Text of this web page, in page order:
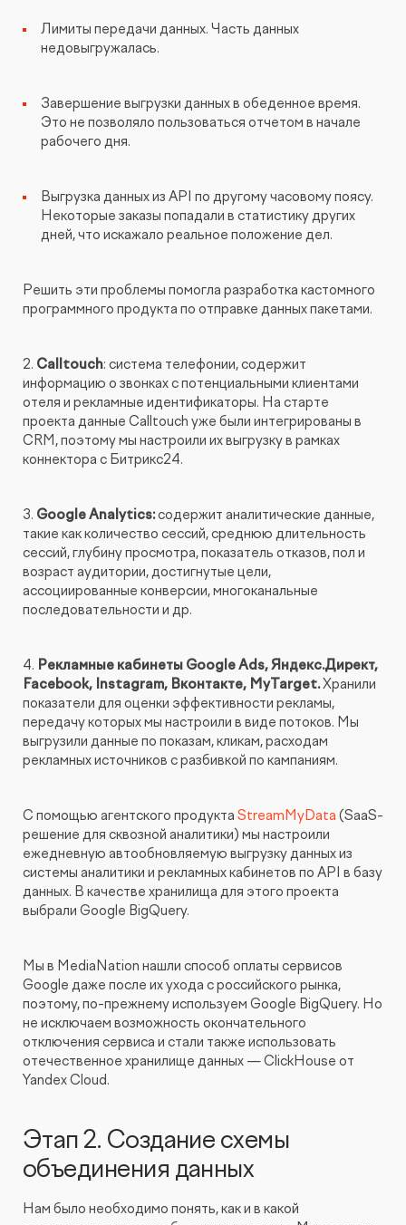
Лимиты передачи данных. Часть данных
недовыгружалась.
Завершение выгрузки данных в обеденное время.
Это не позволяло пользоваться отчетом в начале
рабочего дня.
Выгрузка данных из API по другому часовому поясу.
Некоторые заказы попадали в статистику других
дней, что искажало реальное положение дел.
Решить эти проблемы помогла разработка кастомного
программного продукта по отправке данных пакетами.
2. Calltouch: система телефонии, содержит
информацию о звонках с потенциальными клиентами
отеля и рекламные идентификаторы. На старте
проекта данные Calltouch уже были интегрированы в
CRM, поэтому мы настроили их выгрузку в рамках
коннектора с Битрикс24.
3. Google Analytics:содержит аналитические данные,
такие как количество сессий, среднюю длительность
сессий, глубину просмотра, показатель отказов, пол и
возраст аудитории, достигнутые цели,
ассоциированные конверсии, многоканальные
последовательности и др.
4. Рекламные кабинеты Google Ads, Яндекс.Директ,
Facebook, Instagram, Вконтакте, MyTarget.Хранили
показатели для оценки эффективности рекламы,
передачу которых мы настроили в виде потоков. Мы
выгрузили данные по показам, кликам, расходам
рекламных источников с разбивкой по кампаниям.
С помощью агентского продукта StreamMyData (SaaS-
решение для сквозной аналитики) мы настроили
ежедневную автообновляемую выгрузку данных из
системы аналитики и рекламных кабинетов по API в базу
данных. В качестве хранилища для этого проекта
выбрали Google BigQuery.
Мы в MediaNation нашли способ оплаты сервисов
Google даже после их ухода с российского рынка,
поэтому, по-прежнему используем Google BigQuery. Но
не исключаем возможность окончательного
отключения сервиса и стали также использовать
отечественное хранилище данных — ClickHouse от
Yandex Cloud.
Этап 2. Создание схемы
объединения данных
Нам было необходимо понять, как и в какой